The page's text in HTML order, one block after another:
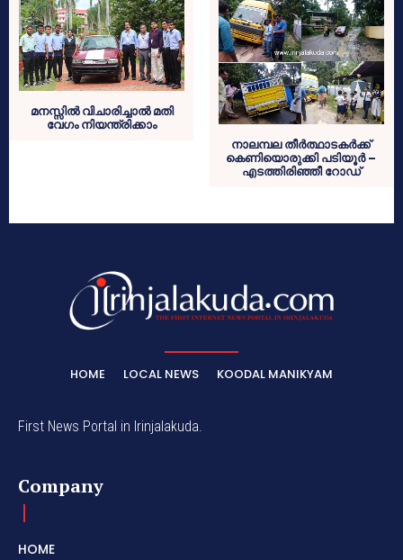
മനസ്സില്‍ വിചാരിച്ചാല്‍ മതി
വേഗം നിയന്ത്രിക്കാം
നാലമ്പല തീര്‍ത്ഥാടകര്‍ക്ക്
കെണിയൊരുക്കി പടിയൂര്‍ –
എടത്തിരിഞ്ഞീ റോഡ്
HOME LOCAL NEWS KOODAL MANIKYAM
First News Portal in Irinjalakuda.
Company
HOME